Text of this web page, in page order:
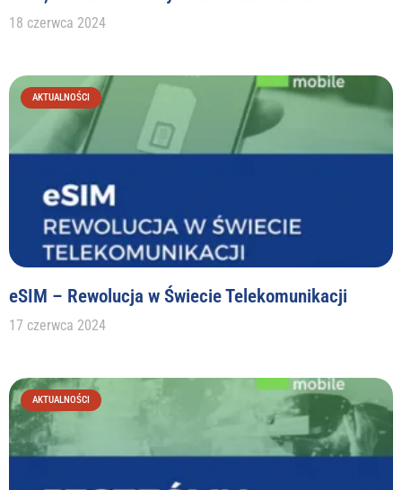
18 czerwca 2024
AKTUALNOŚCI
eSIM – Rewolucja w Świecie Telekomunikacji
17 czerwca 2024
AKTUALNOŚCI